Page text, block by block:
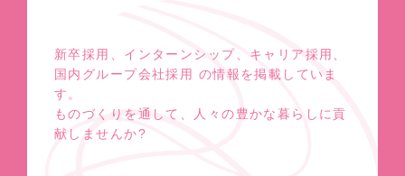
新卒採用、インターンシップ、キャリア採用、
国内グループ会社採用 の情報を掲載していま
す。
ものづくりを通して、人々の豊かな暮らしに貢
献しませんか?